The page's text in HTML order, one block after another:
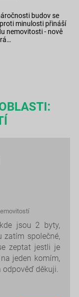
budov se
minulosti přináší
nemovitosti - nově
jsou 2 byty,
zatím společné,
zeptat jestli je
jeden komím,
odpověď děkuji.